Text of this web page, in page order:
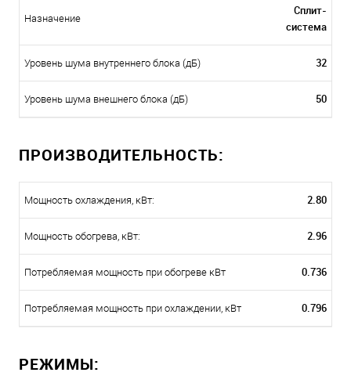
Назначение
Сплит-
система
Уровень шума внутреннего блока (дБ) 32
Уровень шума внешнего блока (дБ) 50
ПРОИЗВОДИТЕЛЬНОСТЬ:
Мощность охлаждения, кВт: 2.80
Мощность обогрева, кВт: 2.96
Потребляемая мощность при обогреве кВт 0.736
Потребляемая мощность при охлаждении, кВт 0.796
РЕЖИМЫ: